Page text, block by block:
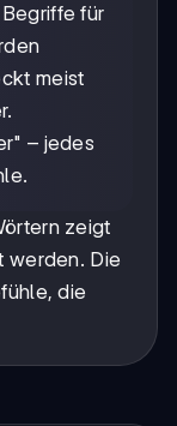
für
meist
– jedes
zeigt
werden. Die
die